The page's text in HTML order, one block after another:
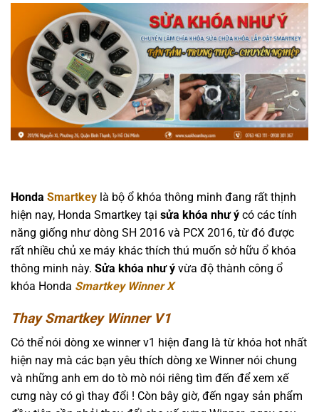
Honda Smartkey là bộ ổ khóa thông minh đang rất thịnh
hiện nay, Honda Smartkey tại sửa khóa như ý có các tính
năng giống như dòng SH 2016 và PCX 2016, từ đó được
rất nhiều chủ xe máy khác thích thú muốn sở hữu ổ khóa
thông minh này. Sửa khóa như ý vừa độ thành công ổ
khóa Honda Smartkey Winner X
Thay Smartkey WinnerV1
Có thể nói dòng xe winner v1 hiện đang là từ khóa hot nhất
hiện nay mà các bạn yêu thích dòng xe Winner nói chung
và những anh em do tò mò nói riêng tìm đến để xem xế
cưng này có gì thay đổi ! Còn bây giờ, đến ngay sản phẩm